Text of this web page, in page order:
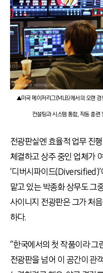
▲미국 메이저리그(MLB)에서의 오랜 경
컨설팅과 시스템 통합, 작동 훈
전광판실엔 효율적 업무 진
체결하고 상주 중인 업체가
‘디버시파이드
맡고 있는 박종화 상무도 그
사이니지 전광판은 그가 처
하다.
“한국에서의 첫 작품이라 그
전광판을 넘어 이 공간이 관